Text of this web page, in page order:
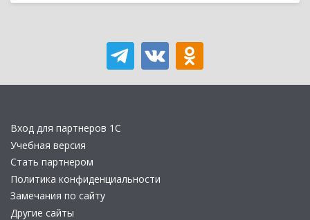
Вход для партнеров 1С
Учебная версия
Стать партнером
Политика конфиденциальности
Замечания по сайту
Другие сайты